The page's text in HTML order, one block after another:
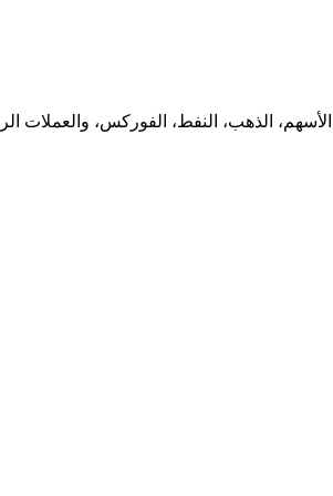
الذهب، النفط، الفوركس، والعملات